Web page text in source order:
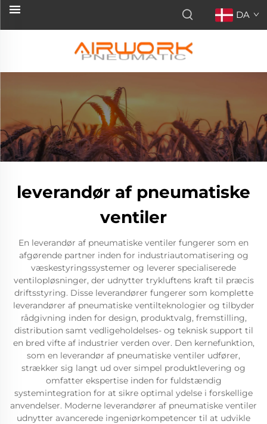
DA
leverandør af pneumatiske
ventiler
En leverandør af pneumatiske ventiler fungerer som en
afgørende partner inden for industriautomatisering og
væskestyringssystemer og leverer specialiserede
ventilopløsninger, der udnytter trykluftens kraft til præcis
driftsstyring. Disse leverandører fungerer som komplette
leverandører af pneumatiske ventilteknologier og tilbyder
rådgivning inden for design, produktvalg, fremstilling,
distribution samt vedligeholdelses- og teknisk support til
en bred vifte af industrier verden over. Den kernefunktion,
som en leverandør af pneumatiske ventiler udfører,
strækker sig langt ud over simpel produktlevering og
omfatter ekspertise inden for fuldstændig
systemintegration for at sikre optimal ydelse i forskellige
anvendelser. Moderne leverandører af pneumatiske ventiler
udnytter avancerede ingeniørkompetencer til at udvikle